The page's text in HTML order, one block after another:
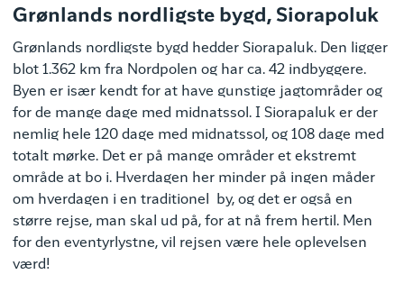
Grønlands nordligste bygd, Siorapoluk
Grønlands nordligste bygd hedder Siorapaluk. Den ligger
blot 1.362 km fra Nordpolen og har ca. 42 indbyggere.
Byen er især kendt for at have gunstige jagtområder og
for de mange dage med midnatssol. I Siorapaluk er der
nemlig hele 120 dage med midnatssol, og 108 dage med
totalt mørke. Det er på mange områder et ekstremt
område at bo i. Hverdagen her minder på ingen måder
om hverdagen i en traditionel by, og det er også en
større rejse, man skal ud på, for at nå frem hertil. Men
for den eventyrlystne, vil rejsen være hele oplevelsen
værd!